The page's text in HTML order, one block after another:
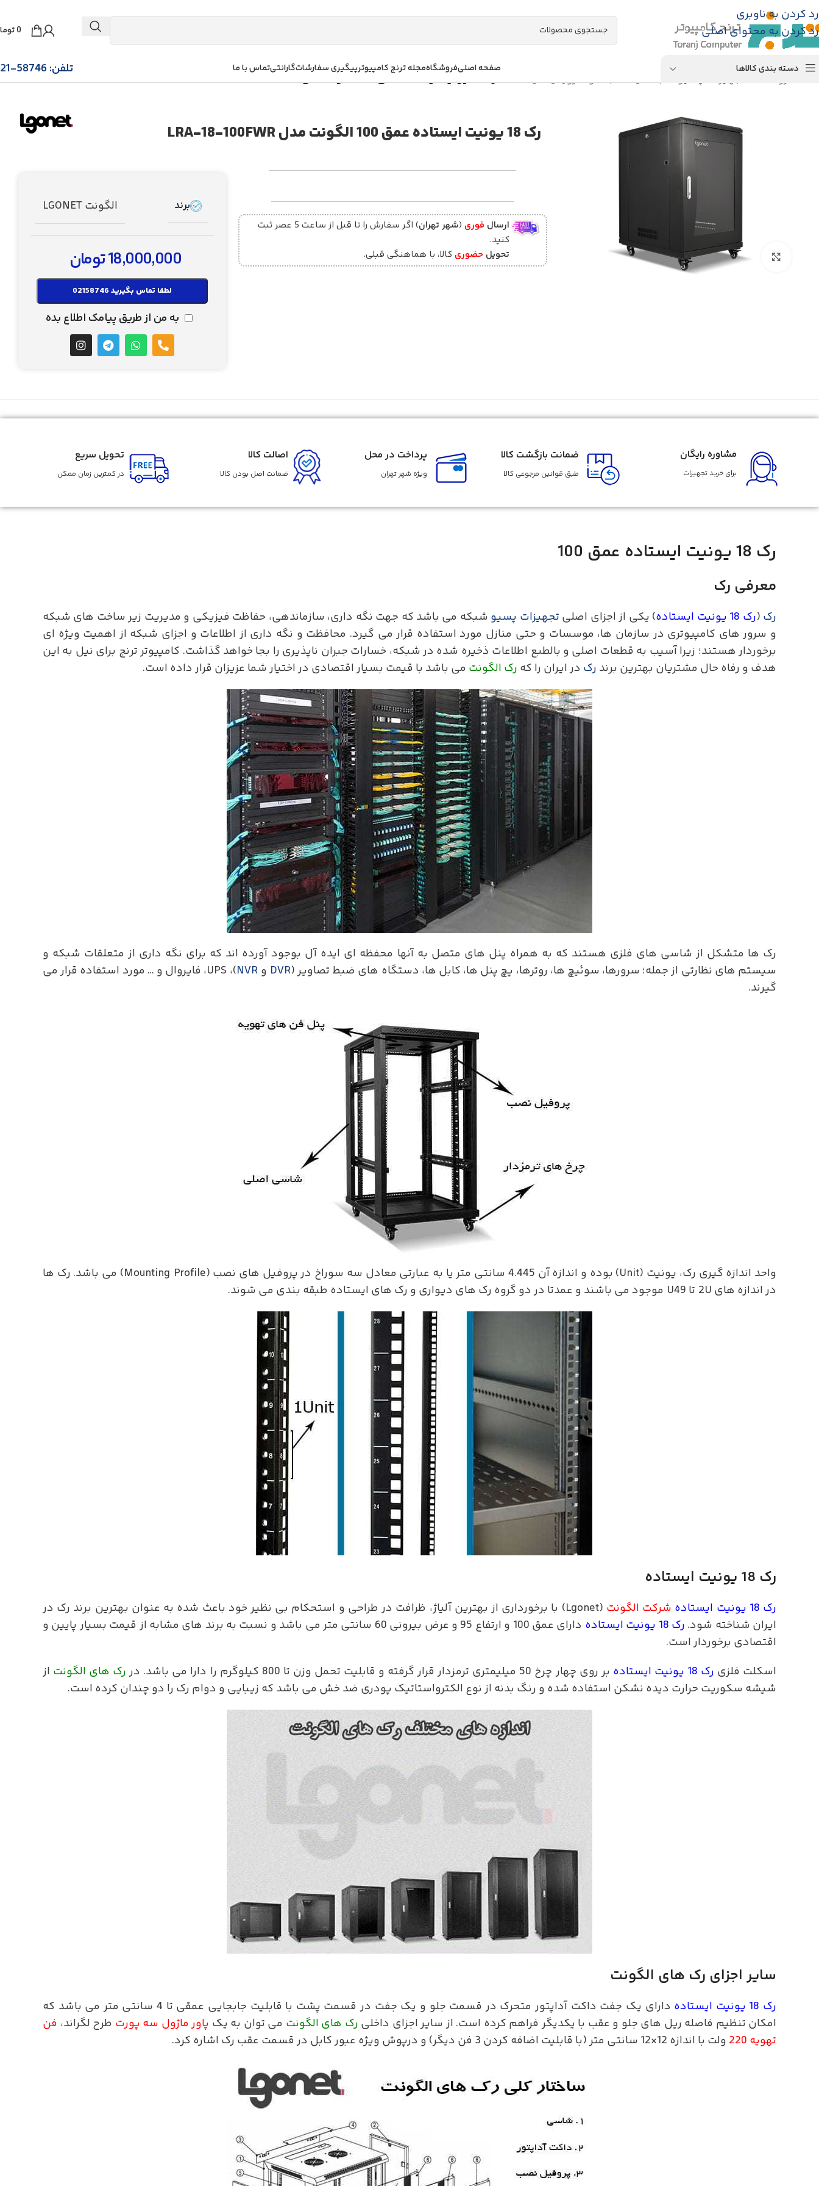
رد کردن به ناوبری
رد کردن به محتوای اصلی
0
دسته بندی کالاها صفحه اصلیفروشگاهمجله ترنج کامپیوترپیگیری سفارشاتگارانتیتماس با ما تلفن: 58746-021
فروشگاه تجهیزات پسیو شبکه/رک شبکه و سرور/رک ایستاده/رک 18 یونیت ایستاده عمق 100 الگونت مدل LRA-18-100FWR
بزرگنمایی تصویر
رک 18 یونیت ایستاده عمق 100 الگونت مدل LRA-18-100FWR
ارسال فوری (شهر تهران
) اگر سفارش را تا قبل از ساعت 5 عصر ثبت
کنید.
تحویلحضوری کالا، با هماهنگی قبلی.
برند الگونت LGONET
18,000,000تومان
لطفا تماس بگیرید 02158746
به من از طریق پیامک اطلاع بده
مشاوره رایگان
برای خرید تجهیزات
ضمانت بازگشت کالا
طبق قوانین مرجوعی کالا
پرداخت در محل
ویژه شهر تهران
اصالت کالا
ضمانت اصل بودن کالا
تحویل سریع
در کمترین زمان ممکن
رک 18 یونیت ایستاده عمق 100
معرفی رک
رک (رک 18 یونیت ایستاده ) یکی از اجزای اصلی تجهیزات پسیو شبکه می باشد که جهت نگه داری، سازماندهی، حفاظت فیزیکی و مدیریت زیر ساخت های شبکه
و سرور های کامپیوتری در سازمان ها، موسسات و حتی منازل مورد استفاده قرار می گیرد. محافظت و نگه داری از اطلاعات و اجزای شبکه از اهمیت ویژه ای
برخوردار هستند؛ زیرا آسیب به قطعات اصلی و بالطبع اطلاعات ذخیره شده در شبکه، خسارات جبران ناپذیری را بجا خواهد گذاشت. کامپیوتر ترنج برای نیل به این
هدف و رفاه حال مشتریان بهترین برند رک در ایران را که رک الگونت می باشد با قیمت بسیار اقتصادی در اختیار شما عزیزان قرار داده است.
رک ها متشکل از شاسی های فلزی هستند که به همراه پنل های متصل به آنها محفظه ای ایده آل بوجود آورده اند که برای نگه داری از متعلقات شبکه و
سیستم های نظارتی از جمله؛ سرورها، سوئیچ ها، روترها، پچ پنل ها، کابل ها، دستگاه های ضبط تصاویر (DVR و UPS ،( NVR
، فایروال و … مورد استفاده قرار می
گیرند.
واحد اندازه گیری رک، یونیت (Unit) بوده و اندازه آن 4.445 سانتی متر یا به عبارتی معادل سه سوراخ در پروفیل های نصب (Mounting Profile) می باشد. رک ها
در اندازه های 2U تا U49 موجود می باشند و عمدتا در دو گروه رک های دیواری و رک های ایستاده طبقه بندی می شوند.
رک 18 یونیت ایستاده
رک 18 یونیت ایستاده شرکت الگونت
(Lgonet) با برخورداری از بهترین آلیاژ، ظرافت در طراحی و استحکام بی نظیر خود باعث شده به عنوان بهترین برند رک در
ایران شناخته شود. رک 18 یونیت ایستاده
دارای عمق 100 و ارتفاع 95 و عرض بیرونی 60 سانتی متر می باشد و نسبت به برند های مشابه از قیمت بسیار پایین و
اقتصادی برخوردار است.
اسکلت فلزی رک 18 یونیت ایستاده بر روی چهار چرخ 50 میلیمتری ترمزدار قرار گرفته و قابلیت تحمل وزن تا 800 کیلوگرم را دارا می باشد. در رک های الگونت از
شیشه سکوریت حرارت دیده نشکن استفاده شده و رنگ بدنه از نوع الکترواستاتیک پودری ضد خش می باشد که زیبایی و دوام رک را دو چندان کرده است.
سایر اجزای رک های الگونت
رک 18 یونیت ایستاده
دارای یک جفت داکت آداپتور متحرک در قسمت جلو و یک جفت در قسمت پشت با قابلیت جابجایی عمقی تا 4 سانتی متر می باشد که
امکان تنظیم فاصله ریل های جلو و عقب با یکدیگر فراهم کرده است. از سایر اجزای داخلی رک های الگونت می توان به یک پاور ماژول سه پورت طرح لگراند، فن
تهویه 220
ولت با اندازه 12×12 سانتی متر (با قابلیت اضافه کردن 3 فن دیگر) و درپوش ویژه عبور کابل در قسمت عقب رک اشاره کرد.